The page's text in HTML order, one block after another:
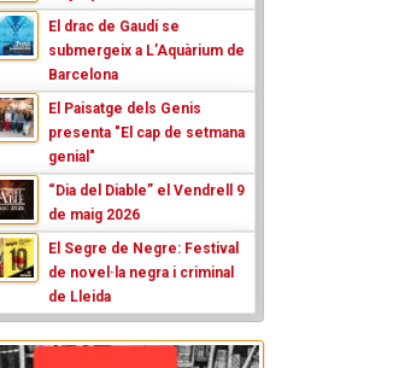
El drac de Gaudí se
submergeix a L’Aquàrium de
Barcelona
El Paisatge dels Genis
presenta "El cap de setmana
genial"
“Dia del Diable” el Vendrell 9
de maig 2026
El Segre de Negre: Festival
de novel·la negra i criminal
de Lleida